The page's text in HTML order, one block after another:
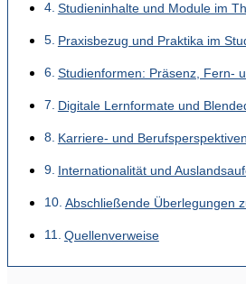
Studieninhalte und Module im
Praxisbezug und Praktika im
Studienformen: Präsenz, Fern-
Digitale Lernformate und
Karriere- und
Internationalität und
Abschließende Überlegungen
Quellenverweise